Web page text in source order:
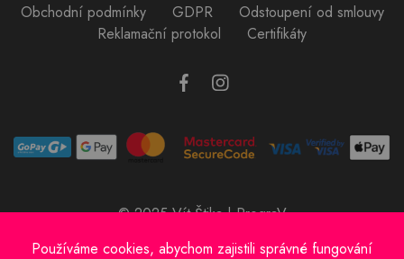
Obchodní podmínky GDPR
Odstoupení od smlouvy
Reklamační protokol
Certifikáty
© 2025 Vít Štika | PrograV